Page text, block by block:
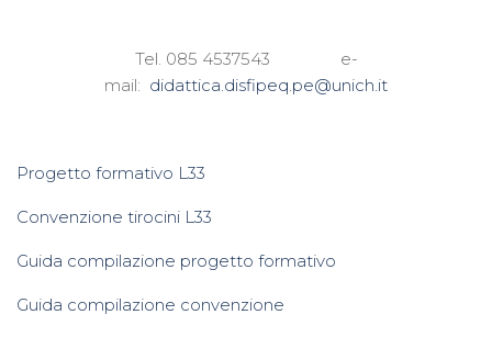
Tel. 085 4537543 e-
mail: didattica.disfipeq.pe@unich.it
Progetto formativo L33
Convenzione tirocini L33
Guida compilazione progetto formativo
Guida compilazione convenzione